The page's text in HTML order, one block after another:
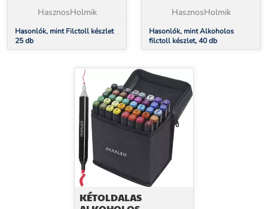
HasznosHolmik
Hasonlók, mint Filctoll készlet
25 db
HasznosHolmik
Hasonlók, mint Alkoholos
filctoll készlet, 40 db
KÉTOLDALAS